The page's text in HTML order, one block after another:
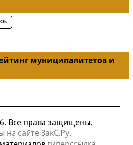
муниципалитетов и
Все права защищены.
сайте ЗакС.Ру.